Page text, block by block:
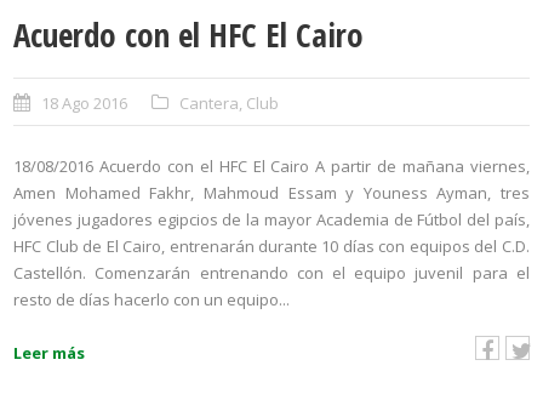
Acuerdo con el HFC El Cairo
18 Ago 2016 Cantera, Club
18/08/2016 Acuerdo con el HFC El Cairo A partir de mañana viernes,
Amen Mohamed Fakhr, Mahmoud Essam y Youness Ayman, tres
jóvenes jugadores egipcios de la mayor Academia de Fútbol del país,
HFC Club de El Cairo, entrenarán durante 10 días con equipos del C.D.
Castellón. Comenzarán entrenando con el equipo juvenil para el
resto de días hacerlo con un equipo...
Leer más